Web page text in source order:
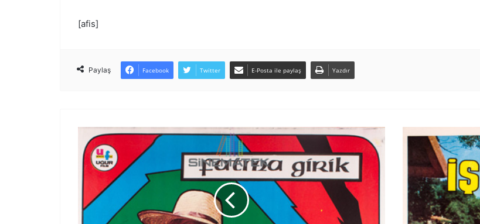
[afis]
Paylaş Facebook Twitter E-Posta ile paylaş Yazdır